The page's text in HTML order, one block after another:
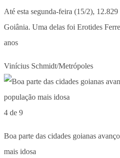
Até esta segunda-feira (15/2),
Goiânia. Uma delas foi Erotides
anos
Vinícius Schmidt/Metrópoles
4 de 9
Boa parte das cidades goianas
mais idosa